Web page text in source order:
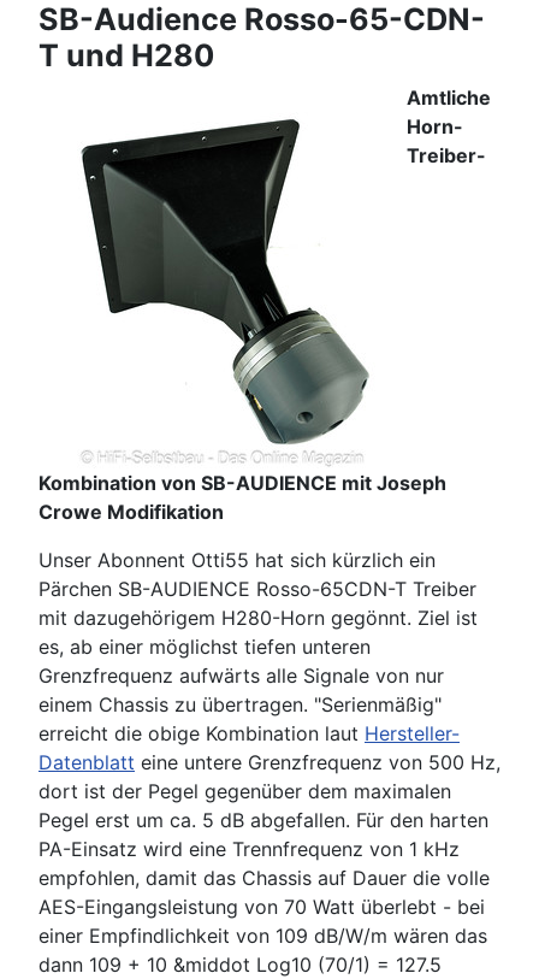
SB-Audience Rosso-65-CDN-
T und H280
Amtliche
Horn-
Treiber-
Kombination von SB-AUDIENCE mit Joseph
Crowe Modifikation
Unser Abonnent Otti55 hat sich kürzlich ein
Pärchen SB-AUDIENCE Rosso-65CDN-T Treiber
mit dazugehörigem H280-Horn gegönnt. Ziel ist
es, ab einer möglichst tiefen unteren
Grenzfrequenz aufwärts alle Signale von nur
einem Chassis zu übertragen. "Serienmäßig"
erreicht die obige Kombination laut Hersteller-
Datenblatt eine untere Grenzfrequenz von 500 Hz,
dort ist der Pegel gegenüber dem maximalen
Pegel erst um ca. 5 dB abgefallen. Für den harten
PA-Einsatz wird eine Trennfrequenz von 1 kHz
empfohlen, damit das Chassis auf Dauer die volle
AES-Eingangsleistung von 70 Watt überlebt - bei
einer Empfindlichkeit von 109 dB/W/m wären das
dann 109 + 10 &middot Log10 (70/1) = 127.5